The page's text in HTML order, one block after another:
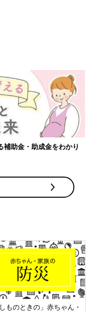
【ワクチン接種できる
ゃん・
日本外来小児科